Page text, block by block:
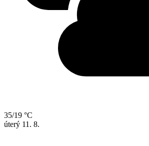
35/19 °C
úterý 11. 8.